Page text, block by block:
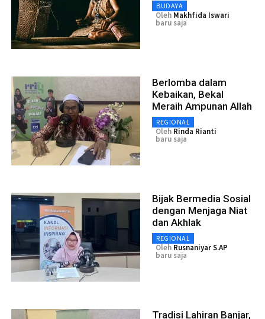
BUDAYA
Oleh Makhfida Iswari
baru saja
Berlomba dalam
Kebaikan, Bekal
Meraih Ampunan Allah
REGIONAL
Oleh Rinda Rianti
baru saja
Bijak Bermedia Sosial
dengan Menjaga Niat
dan Akhlak
REGIONAL
Oleh Rusnaniyar S.AP
baru saja
Tradisi Lahiran Banjar,